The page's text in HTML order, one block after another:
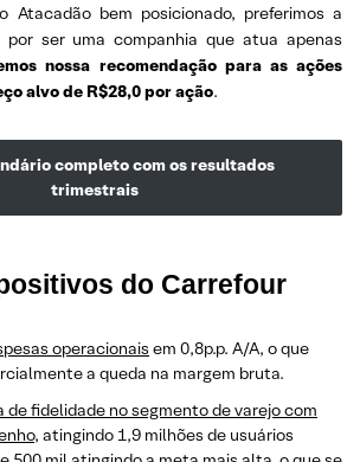
Atacadão bem posicionado, preferimos a
por ser uma companhia que atua apenas
nossa recomendação para as ações
alvo de R$28,0 por ação.
completo com os resultados
trimestrais
do Carrefour
operacionais em 0,8p.p. A/A, o que
a queda na margem bruta.
de fidelidade no segmento de varejo com
, atingindo 1,9 milhões de usuários